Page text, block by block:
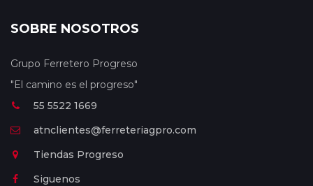
SOBRE NOSOTROS
Grupo Ferretero Progreso
"El camino es el progreso"
55 5522 1669
atnclientes@ferreteriagpro.com
Tiendas Progreso
Siguenos